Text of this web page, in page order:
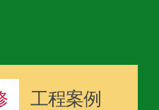
工程案例